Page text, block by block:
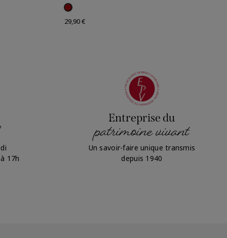
Rouge (Elie)
Prix
29,90 €
17h
Entreprise du
patrimoine vivant
Un savoir-faire unique transmis
depuis 1940